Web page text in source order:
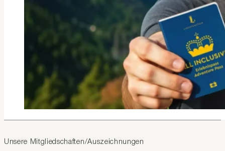
Unsere Mitgliedschaften/Auszeichnungen